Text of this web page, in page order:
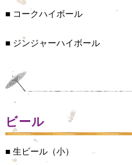
■ コークハイボール
■ ジンジャーハイボール
ビール
■ 生ビール（小）